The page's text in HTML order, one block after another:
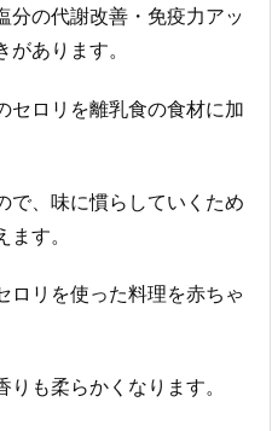
分の代謝改善・免疫力アッ
あります。
セロリを離乳食の食材に加
で、味に慣らしていくため
す。
ロリを使った料理を赤ちゃ
も柔らかくなります。